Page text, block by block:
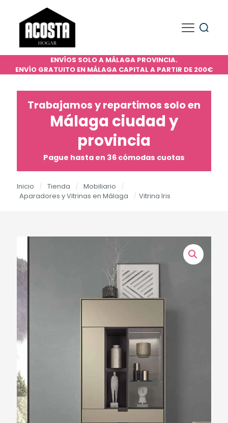
ENVÍOS SOLO A MÁLAGA PROVINCIA.
ENVÍO GRATUITO EN MÁLAGA CAPITAL A PARTIR DE 200€
Trabajamos y repartimos solo en
Málaga ciudad y
provincia
Pague hasta en 36 cómodas cuotas
Inicio / Tienda / Mobiliario
/
Aparadores y Vitrinas en Málaga
/ Vitrina Iris